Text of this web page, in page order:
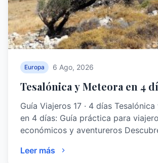
Europa 6 Ago, 2026
Tesalónica y Meteora en 4
Guía Viajeros 17 · 4 días
en 4 días: Guía práctica para
económicos y aventureros
Leer más